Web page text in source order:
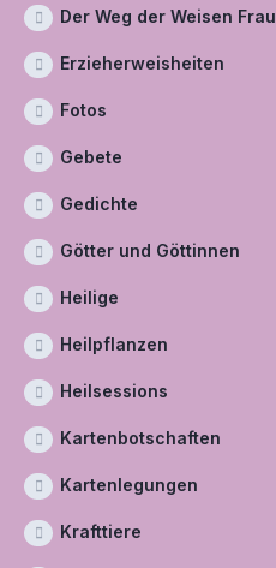
Der Weg der Weisen Frau
Erzieherweisheiten
Fotos
Gebete
Gedichte
Götter und Göttinnen
Heilige
Heilpflanzen
Heilsessions
Kartenbotschaften
Kartenlegungen
Krafttiere